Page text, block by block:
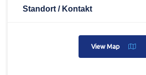
Standort / Kontakt
View Map